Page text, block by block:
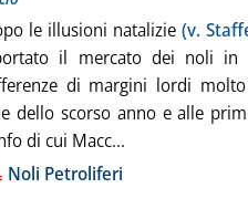
le illusioni natalizie (v.
il mercato dei noli in
di margini lordi
dello scorso anno e alle
di cui Macc...
Noli Petroliferi